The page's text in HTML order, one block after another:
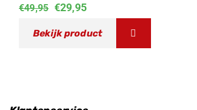
€49,95 Oorspronkelijke
prijs
€29,95Huidige
prijs
Bekijk product